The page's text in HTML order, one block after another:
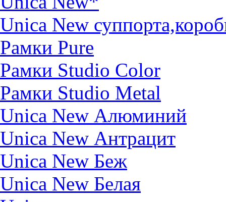
Unica New
Рамки Pure
Рамки Studio Color
Рамки Studio Metal
Unica New Алюминий
Unica New Антрацит
Unica New Беж
Unica New Белая